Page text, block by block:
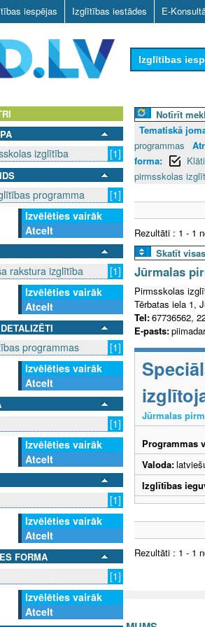
iespējas Izglītības iestādes E-
Izglītības
izglītība [1]
programma
[1]
Izvēlēties vairāk
Atcelt
rakstura izglītība
[1]
Izvēlēties vairāk
Atcelt
programmas
[1]
Izvēlēties vairāk
Atcelt
[1]
Izvēlēties vairāk
Atcelt
[1]
Izvēlēties vairāk
Atcelt
FORMA
[1]
Izvēlēties vairāk
Atcelt
Notīrīt
Tematiskā
programmas
forma:
pirmsskolas
Rezultāti : 1 - 1
Skatīt
Jūrmalas
Pirmsskolas
Tērbatas iela 1,
Tel:67736562,
E-pasts:
Jūrmalas
Programmas
Valoda:
Izglītības
Rezultāti : 1 - 1